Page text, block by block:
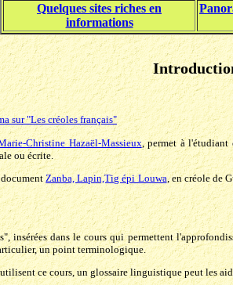
Quelques sites riches en
informations
sur "Les créoles français"
Christine Hazaël-Massieux, permet à
ou écrite.
documentZanba, Lapin,Tig épi Louwa, en créole de
insérées dans le cours qui permettent
un point terminologique.
ce cours, un glossaire linguistique peut les